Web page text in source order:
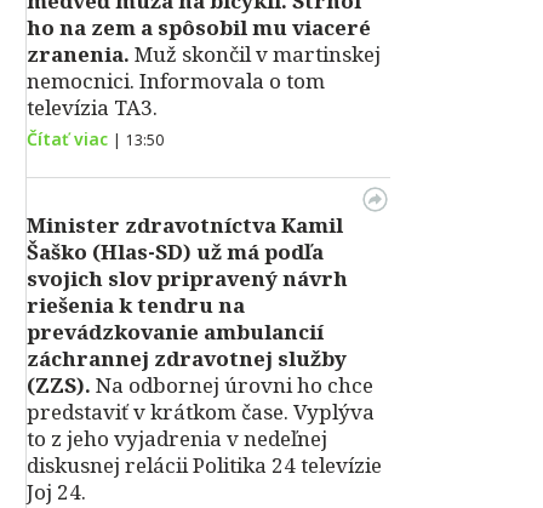
ho na zem a spôsobil mu viaceré
zranenia. Muž skončil v martinskej
nemocnici. Informovala o tom
televízia TA3.
Čítať viac | 13:50
Minister zdravotníctva Kamil
Šaško (Hlas-SD) už má podľa
svojich slov pripravený návrh
riešenia k tendru na
prevádzkovanie ambulancií
záchrannej zdravotnej služby
(ZZS). Na odbornej úrovni ho chce
predstaviť v krátkom čase. Vyplýva
to z jeho vyjadrenia v nedeľnej
diskusnej relácii Politika 24 televízie
Joj 24.